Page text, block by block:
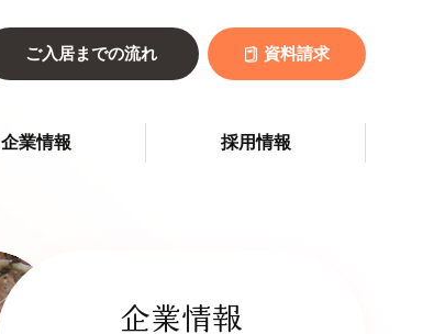
ご入居までの流れ 資料請求
企業情報 採用情報
企業情報